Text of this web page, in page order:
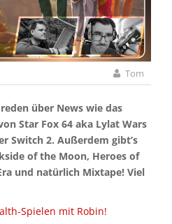
Tom
über News wie das
Star Fox 64 aka Lylat Wars
Switch 2. Außerdem gibt’s
of the Moon, Heroes of
und natürlich Mixtape! Viel
Spielen mit Robin!